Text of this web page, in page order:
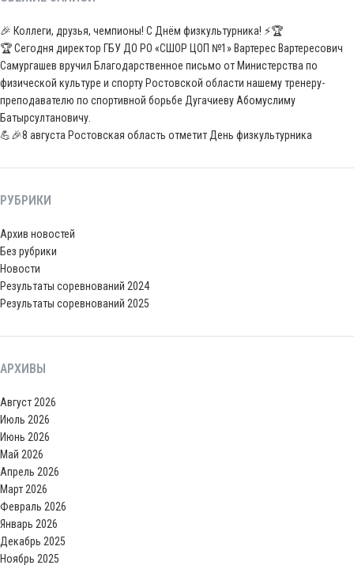
🎉 Коллеги, друзья, чемпионы! С Днём физкультурника! ⚡️🏆
🏆 Сегодня директор ГБУ ДО РО «СШОР ЦОП №1» Вартерес Вартересович
Самургашев вручил Благодарственное письмо от Министерства по
физической культуре и спорту Ростовской области нашему тренеру-
преподавателю по спортивной борьбе Дугачиеву Абомуслиму
Батырсултановичу.
💪🎉8 августа Ростовская область отметит День физкультурника
РУБРИКИ
Архив новостей
Без рубрики
Новости
Результаты соревнований 2024
Результаты соревнований 2025
АРХИВЫ
Август 2026
Июль 2026
Июнь 2026
Май 2026
Апрель 2026
Март 2026
Февраль 2026
Январь 2026
Декабрь 2025
Ноябрь 2025